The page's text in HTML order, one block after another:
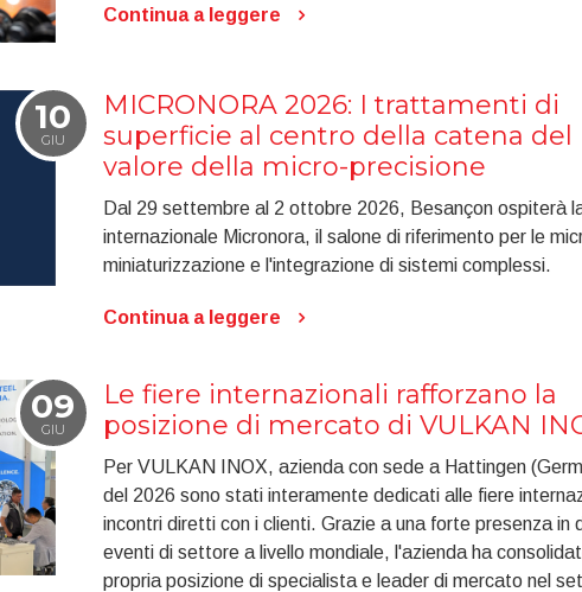
Continua a leggere
10
GIU
MICRONORA 2026: I trattamenti di
superficie al centro della catena del
valore della micro-precisione
Dal 29 settembre al 2 ottobre 2026, Besançon ospiterà
internazionale Micronora, il salone di riferimento per le
miniaturizzazione e l'integrazione di sistemi complessi.
Continua a leggere
09
GIU
Le fiere internazionali rafforzano la
posizione di mercato di VULKAN
Per VULKAN INOX, azienda con sede a Hattingen
del 2026 sono stati interamente dedicati alle fiere
incontri diretti con i clienti. Grazie a una forte presenza in
eventi di settore a livello mondiale, l'azienda ha
propria posizione di specialista e leader di mercato nel